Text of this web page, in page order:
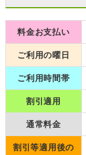
料金お支払い
ご利用の曜日
ご利用時間帯
割引適用
通常料金
割引等適用後の